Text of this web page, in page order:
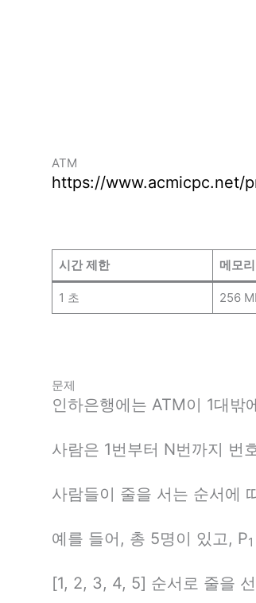
ATM
https://www.acmicpc.net/
시간 제한 메모
1 초 256
문제
인하은행에는 ATM이 1대밖
사람은 1번부터 N번까지 번
사람들이 줄을 서는 순서에
예를 들어, 총 5명이 있고, P1
[1, 2, 3, 4, 5] 순서로 줄을